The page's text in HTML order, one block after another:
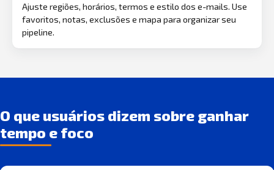
Ajuste regiões, horários, termos e estilo dos e-mails. Use
favoritos, notas, exclusões e mapa para organizar seu
pipeline.
O que usuários dizem sobre ganhar
tempo e foco